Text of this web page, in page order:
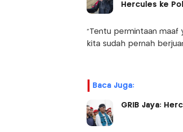
Hercules ke
"Tentu permintaan maaf
kita sudah pernah
Baca Juga:
GRIB Jaya: